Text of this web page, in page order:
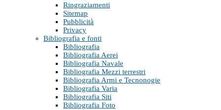
Ringraziamenti
Sitemap
Pubblicità
Privacy
Bibliografia e fonti
Bibliografia
Bibliografia Aerei
Bibliografia Navale
Bibliografia Mezzi terrestri
Bibliografia Armi e Tecnonogie
Bibliografia Varia
Bibliografia Siti
Bibliografia Foto